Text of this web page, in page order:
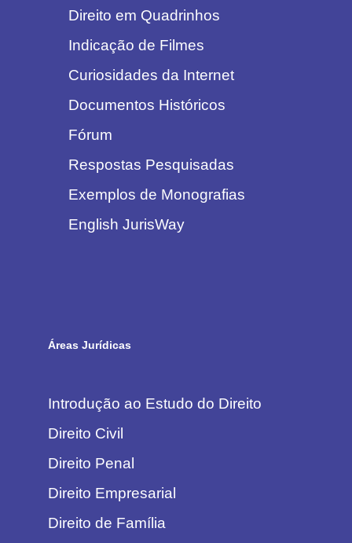
Direito em Quadrinhos
Indicação de Filmes
Curiosidades da Internet
Documentos Históricos
Fórum
Respostas Pesquisadas
Exemplos de Monografias
English JurisWay
Áreas Jurídicas
Introdução ao Estudo do Direito
Direito Civil
Direito Penal
Direito Empresarial
Direito de Família